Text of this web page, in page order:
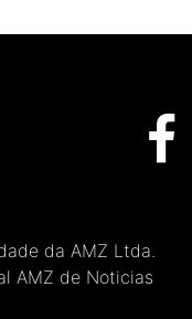
da AMZ Ltda.
AMZ de Noticias